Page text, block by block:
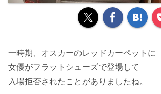
一時期、オスカーのレッドカーペットに
女優がフラットシューズで登場して
入場拒否されたことがありましたね。